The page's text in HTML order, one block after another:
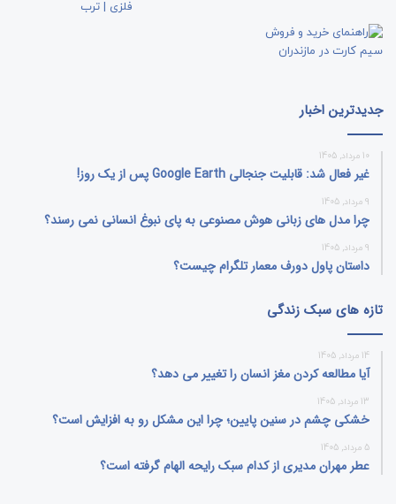
جدیدترین اخبار
10 مرداد, 1405
غیر فعال شد: قابلیت جنجالی Google Earth پس از یک روز!
9 مرداد, 1405
چرا مدل‌ های زبانی هوش مصنوعی به پای نبوغ انسانی نمی‌ رسند؟
9 مرداد, 1405
داستان پاول دورف معمار تلگرام چیست؟
تازه های سبک زندگی
14 مرداد, 1405
آیا مطالعه کردن مغز انسان را تغییر می‌ دهد؟
13 مرداد, 1405
خشکی چشم در سنین پایین؛ چرا این مشکل رو به افزایش است؟
5 مرداد, 1405
عطر مهران مدیری از کدام سبک رایحه الهام گرفته است؟